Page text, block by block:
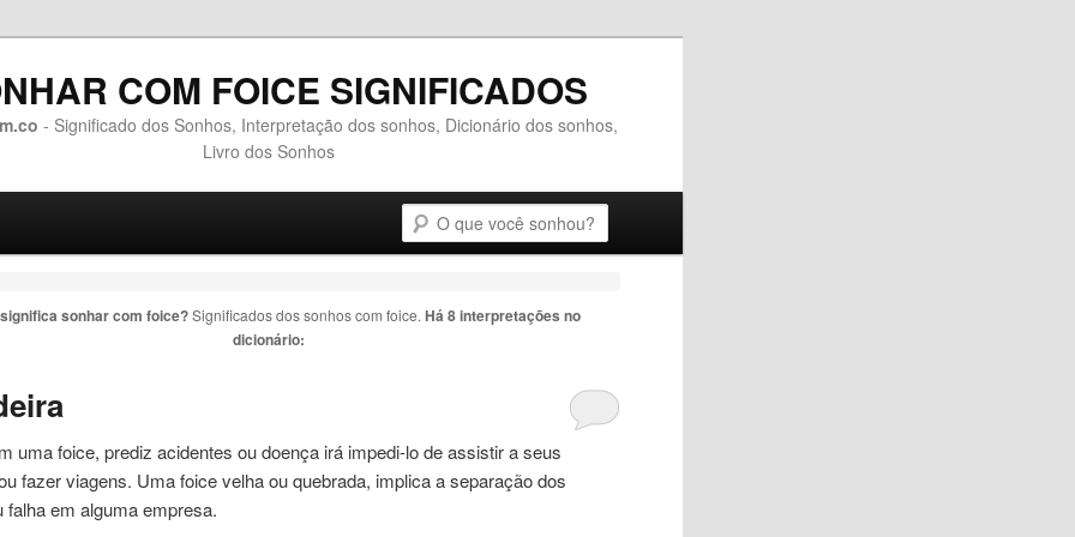
COM FOICE SIGNIFICADOS
- Significado dos Sonhos, Interpretação dos sonhos, Dicionário dos sonhos,
Livro dos Sonhos
principal
conteúdo secundário
sonhar com foice?Significados dos sonhos com foice.Há 8 interpretações no
dicionário:
umafoice, prediz acidentes ou doença irá impedi-lo de assistir a seus
fazer viagens. Umafoicevelha ou quebrada, implica a separação dos
falha em alguma empresa.